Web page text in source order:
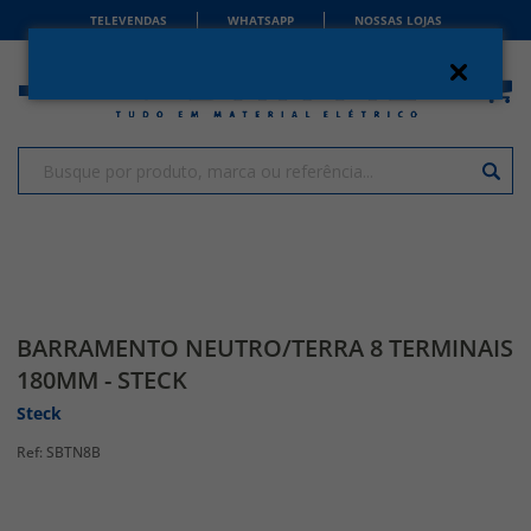
TELEVENDAS WHATSAPP NOSSAS LOJAS
BARRAMENTO NEUTRO/TERRA 8 TERMINAIS
180MM - STECK
Steck
SBTN8B